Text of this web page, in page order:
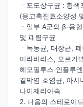
ㆍ포도상구균 : 황
(응고촉진효소양성
ㆍ일부 A군의 β-용
및 폐렴구균
ㆍ녹농균, 대장균,
미라비리스, 모르가
헤모필루스 인플루
결막염 호염균, 아시
나이제리아속
2. 다음의 스테로이